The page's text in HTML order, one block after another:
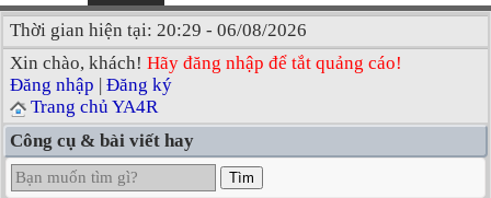
Thời gian hiện tại: 20:29 - 06/08/2026
Xin chào, khách! Hãy đăng nhập để tắt quảng cáo!
Đăng nhập | Đăng ký
Trang chủ YA4R
Công cụ & bài viết hay
Tìm